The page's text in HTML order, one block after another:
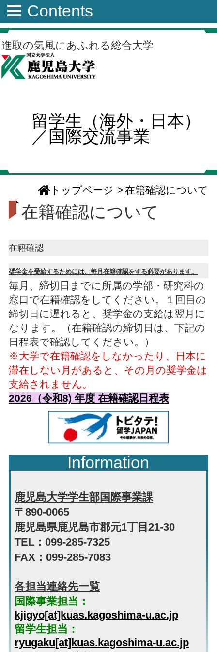
進取の気風にあふれる総合大学
留学生（海外・日本）
／国際交流事業
トップページ >在籍確認について
在籍確認について
在籍確認
奨学金を受給するためには、毎月在籍確認をする必要があります。
毎月、締切日までに所属の学部・研究科の
窓口で在籍確認をしてください。１回目の
締切日に遅れると、奨学金の支給は翌月に
なります。（在籍確認の締切日は、下記の
日程表で確認してください。）
※大学で在籍確認をしなかったり、日本に
滞在しない月があると、その月の奨学金は
支給されません。
2026（令和8) 年度 在籍確認日程表
Contents
Information
鹿児島大学学生部国際事業課
〒890-0065
鹿児島県鹿児島市郡元1丁目21-30
TEL：099-285-7325
FAX：099-285-7083
各担当連絡先一覧
国際事業担当：
kjigyo[at]kuas.kagoshima-u.ac.jp
留学生担当：
ryugaku[at]kuas.kagoshima-u.ac.jp